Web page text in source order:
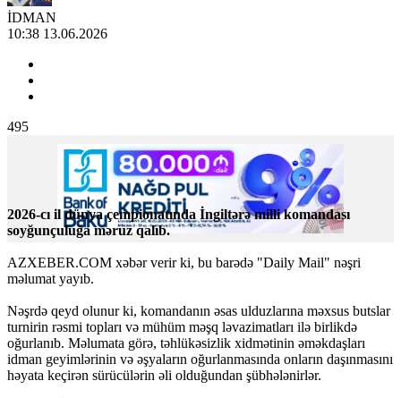
İDMAN
10:38 13.06.2026
495
2026-cı il dünya çempionatında İngiltərə milli komandası
soyğunçuluğa məruz qalıb.
AZXEBER.COM xəbər verir ki, bu barədə "Daily Mail" nəşri
məlumat yayıb.
Nəşrdə qeyd olunur ki, komandanın əsas ulduzlarına məxsus butslar
turnirin rəsmi topları və mühüm məşq ləvazimatları ilə birlikdə
oğurlanıb. Məlumata görə, təhlükəsizlik xidmətinin əməkdaşları
idman geyimlərinin və əşyaların oğurlanmasında onların daşınmasını
həyata keçirən sürücülərin əli olduğundan şübhələnirlər.